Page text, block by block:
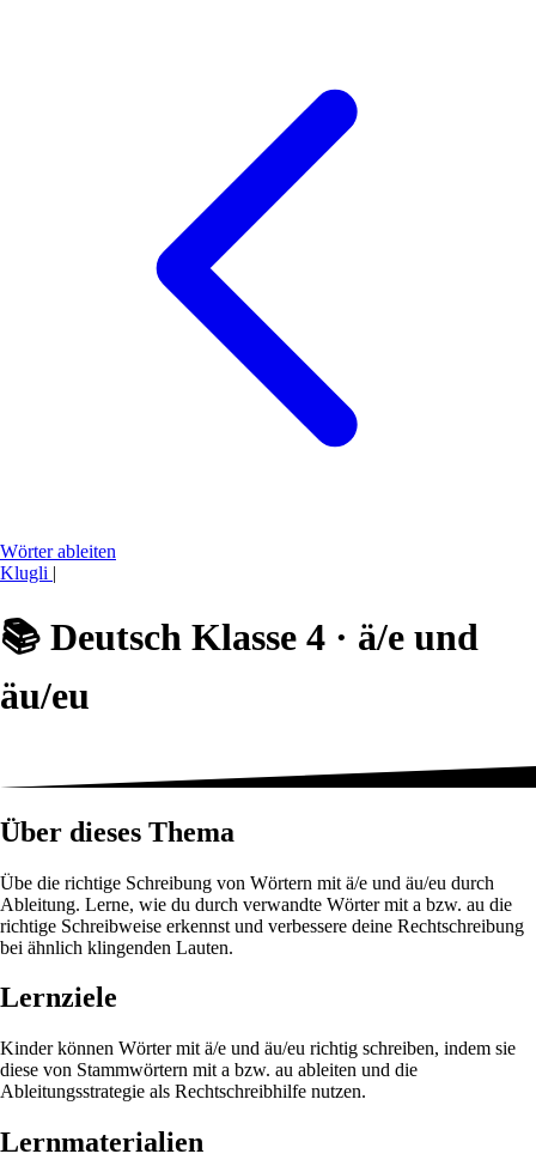
Wörter ableiten
Klugli |
📚 Deutsch Klasse 4 · ä/e und
äu/eu
Über dieses Thema
Übe die richtige Schreibung von Wörtern mit ä/e und äu/eu durch
Ableitung. Lerne, wie du durch verwandte Wörter mit a bzw. au die
richtige Schreibweise erkennst und verbessere deine Rechtschreibung
bei ähnlich klingenden Lauten.
Lernziele
Kinder können Wörter mit ä/e und äu/eu richtig schreiben, indem sie
diese von Stammwörtern mit a bzw. au ableiten und die
Ableitungsstrategie als Rechtschreibhilfe nutzen.
Lernmaterialien